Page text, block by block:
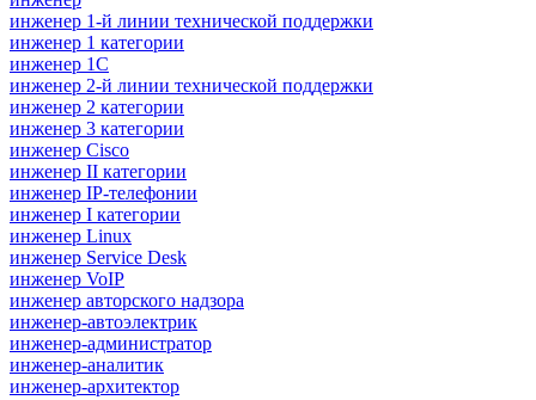
инженер 1-й линии технической поддержки
инженер 1 категории
инженер 1С
инженер 2-й линии технической поддержки
инженер 2 категории
инженер 3 категории
инженер Cisco
инженер II категории
инженер IP-телефонии
инженер I категории
инженер Linux
инженер Service Desk
инженер VoIP
инженер авторского надзора
инженер-автоэлектрик
инженер-администратор
инженер-аналитик
инженер-архитектор